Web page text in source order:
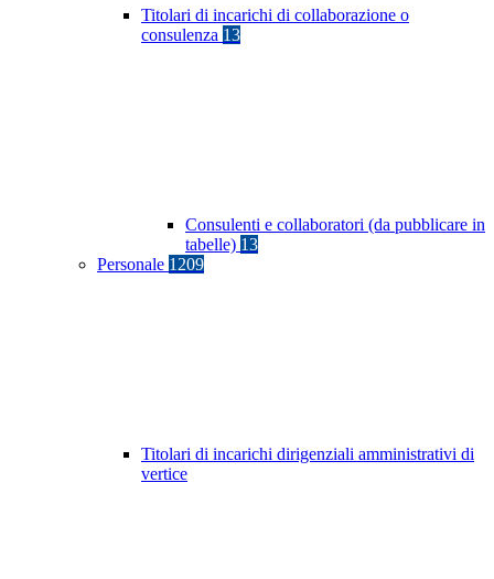
Titolari di incarichi di collaborazione o
consulenza 13
Consulenti e collaboratori (da pubblicare in
tabelle) 13
Personale 1209
Titolari di incarichi dirigenziali amministrativi di
vertice